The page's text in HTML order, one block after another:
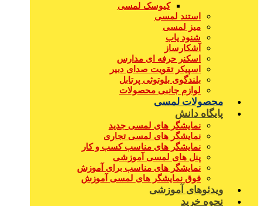
کیوسک لمسی
استند لمسی
میز لمسی
شنود یاب
آشکارساز
اسکنر حرفه ای مدارس
اسپیکر تقویت صدای دبیر
بلندگوی بلوتوثی پرتابل
لوازم جانبی محصولات
محصولات لمسی
پایگاه دانش
نمایشگر های لمسی جدید
نمایشگر های لمسی تجاری
نمایشگر های مناسب کسب و کار
پنل های لمسی آموزشی
نمایشگر های مناسب برای آموزش
فوق نمایشگر های لمسی آموزش
ویدئوهای آموزشی
نحوه خرید